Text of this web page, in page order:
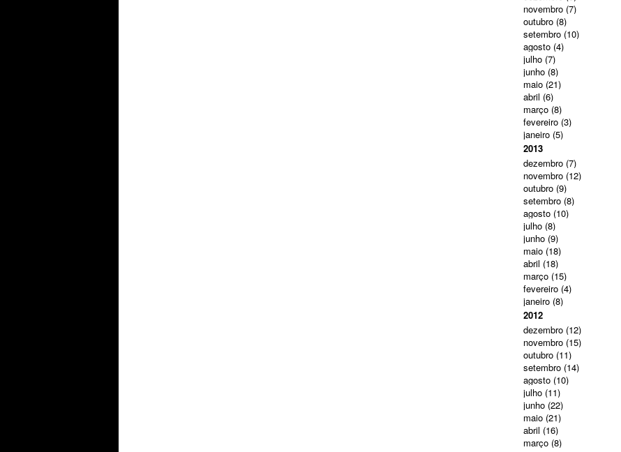
novembro (7)
outubro (8)
setembro (10)
agosto (4)
julho (7)
junho (8)
maio (21)
abril (6)
março (8)
fevereiro (3)
janeiro (5)
2013
dezembro (7)
novembro (12)
outubro (9)
setembro (8)
agosto (10)
julho (8)
junho (9)
maio (18)
abril (18)
março (15)
fevereiro (4)
janeiro (8)
2012
dezembro (12)
novembro (15)
outubro (11)
setembro (14)
agosto (10)
julho (11)
junho (22)
maio (21)
abril (16)
março (8)